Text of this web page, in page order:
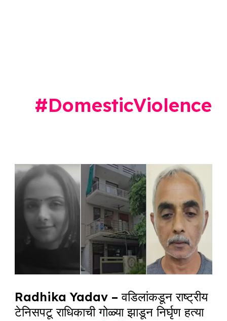
#DomesticViolence
Radhika Yadav – वडिलांकडून राष्ट्रीय
टेनिसपटू राधिकाची गोळ्या झाडून निर्घृण हत्या
Radhika
Yadav
वडिलांकडून
राष्ट्रीय
टेनिसपटू
झाडून
निर्घृण